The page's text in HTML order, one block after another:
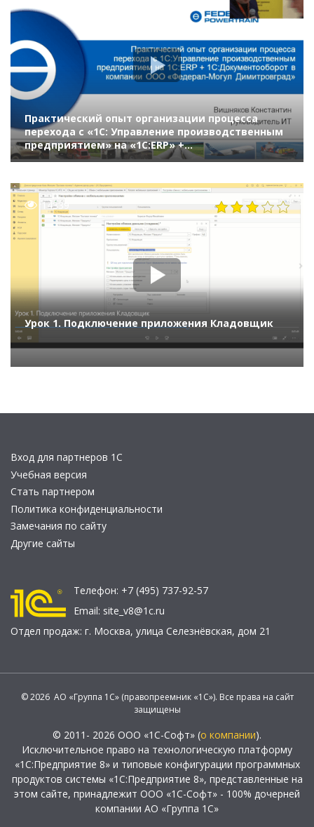
Практический опыт организации процесса
перехода с «1С: Управление производственным
предприятием» на «1С:ERP» +
«1С:Документооборот» в компании «Федерал-
14339
Урок 1. Подключение приложения Кладовщик
Вход для партнеров 1С
Учебная версия
Стать партнером
Политика конфиденциальности
Замечания по сайту
Другие сайты
Телефон: +7 (495) 737-92-57
Email: site_v8@1c.ru
Отдел продаж: г. Москва, улица Селезнёвская, дом 21
© 2026 АО «Группа 1С» (правопреемник «1С»). Все права на сайт
защищены
© 2011- 2026 ООО «1С-Софт» (о компании).
Исключительное право на технологическую платформу
«1С:Предприятие 8» и типовые конфигурации программных
продуктов системы «1С:Предприятие 8», представленные на
этом сайте, принадлежит ООО «1С-Софт» - 100% дочерней
компании АО «Группа 1С»